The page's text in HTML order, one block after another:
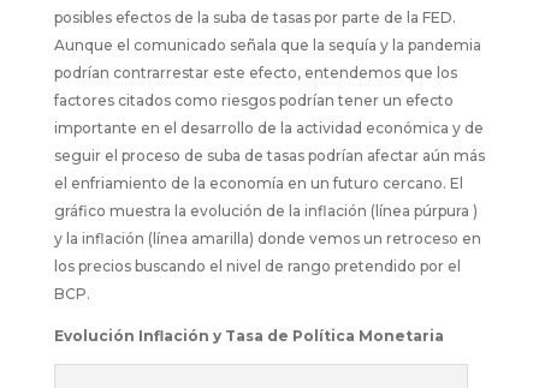
posibles efectos de la suba de tasas por parte de la FED.
Aunque el comunicado señala que la sequía y la pandemia
podrían contrarrestar este efecto, entendemos que los
factores citados como riesgos podrían tener un efecto
importante en el desarrollo de la actividad económica y de
seguir el proceso de suba de tasas podrían afectar aún más
el enfriamiento de la economía en un futuro cercano. El
gráfico muestra la evolución de la inflación (línea púrpura )
y la inflación (línea amarilla) donde vemos un retroceso en
los precios buscando el nivel de rango pretendido por el
BCP.​
​Evolución Inflación y Tasa de Política Monetaria ​ ​ ​ ​